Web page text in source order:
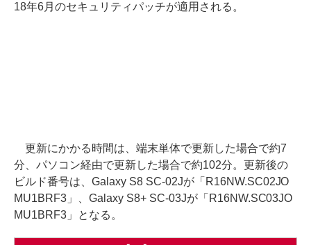
18年6月のセキュリティパッチが適用される。
更新にかかる時間は、端末単体で更新した場合で約7
分、パソコン経由で更新した場合で約102分。更新後の
ビルド番号は、Galaxy S8 SC-02Jが「R16NW.SC02JO
MU1BRF3」、Galaxy S8+ SC-03Jが「R16NW.SC03JO
MU1BRF3」となる。